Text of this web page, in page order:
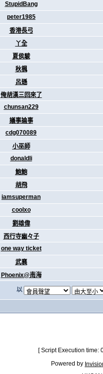
StupidBang
peter1985
香港長弓
丫全
夏侯駿
秋楓
呂遜
俺胡漢三回來了
chunsan229
議事論事
cdg070089
小巫師
donaldli
鮑鮑
胡飛
iamsuperman
coolxo
劉雄偉
西行寺幽々子
one way ticket
武襄
Phoenix@南海
以
[ Script Execution
Powered by